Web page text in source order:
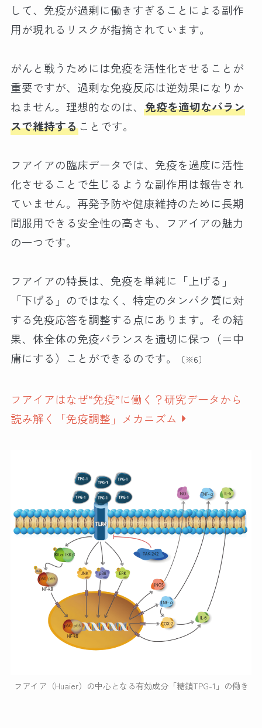
して、免疫が過剰に働きすぎることによる副作
用が現れるリスクが指摘されています。
がんと戦うためには免疫を活性化させることが
重要ですが、過剰な免疫反応は逆効果になりか
ねません。理想的なのは、 免疫を適切なバラン
スで維持することです。
フアイアの臨床データでは、免疫を過度に活性
化させることで生じるような副作用は報告され
ていません。再発予防や健康維持のために長期
間服用できる安全性の高さも、フアイアの魅力
の一つです。
フアイアの特長は、免疫を単純に「上げる」
「下げる」のではなく、特定のタンパク質に対
する免疫応答を調整する点にあります。その結
果、体全体の免疫バランスを適切に保つ（＝中
庸にする）ことができるのです。
〔※6〕
フアイアはなぜ“免疫”に働く？研究データから
読み解く「免疫調整」メカニズム
フアイア（Huaier）の中心となる有効成分「糖鎖TPG-1」の働き